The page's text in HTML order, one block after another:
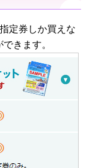
定券しか買えな
きます。